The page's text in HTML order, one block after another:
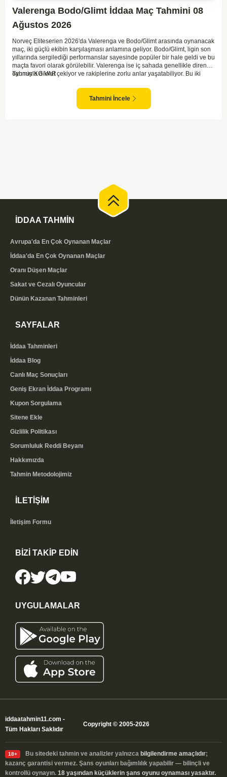
Valerenga Bodo/Glimt İddaa Maç Tahmini 08
Ağustos 2026
Norveç Eliteserien 2026'da Valerenga ve Bodo/Glimt arasında oynanacak
maç, iki güçlü ekibin karşılaşması anlamına geliyor. Bodo/Glimt, ligin son
yıllarında sergilediği performanslar sayesinde popüler bir hale geldi ve bu
maçta favori olarak görülebilir. Valerenga ise iç sahada genellikle dirençli
oyunuyla dikkat çekiyor ve rakiplerine zorlu anlar yaşatabiliyor. Bu iki
karşılaşmalara tanık olabiliyoruz. Taraftar desteğini arkasına alarak
sahasında etkili performans sergileyen Valerenga, Bodo/Glimt karşısında
gol bulmakta zorlanmayabilir. Aynı şekilde, Bodo/Glimt'in de hücum gücü
Tahmin KG VAR
Tahmini İncele
İDDAA TAHMİN
Avrupa'da En Çok Oynanan Maçlar
İddaa'da En Çok Oynanan Maçlar
Oranı Düşen Maçlar
Sakat ve Cezalı Oyuncular
Dünün Kazanan Tahminleri
SAYFALAR
İddaa Tahminleri
İddaa Blog
Canlı Maç Sonuçları
Geniş Ekran İddaa Programı
Kupon Sorgulama
Sitene Ekle
Gizlilik Politikası
Sorumluluk Reddi Beyanı
Hakkımızda
Tahmin Metodolojimiz
İLETİŞİM
İletişim Formu
BİZİ TAKİP EDİN
UYGULAMALAR
iddaatahmin11.com -
Tüm Hakları Saklıdır
Copyright © 2005-2026
18+ Bu sitedeki tahmin ve analizler yalnızca bilgilendirme amaçlıdır;
kazanç garantisi vermez. Şans oyunları bağımlılık yapabilir — bilinçli ve
kontrollü oynayın. 18 yaşından küçüklerin şans oyunu oynaması yasaktır.